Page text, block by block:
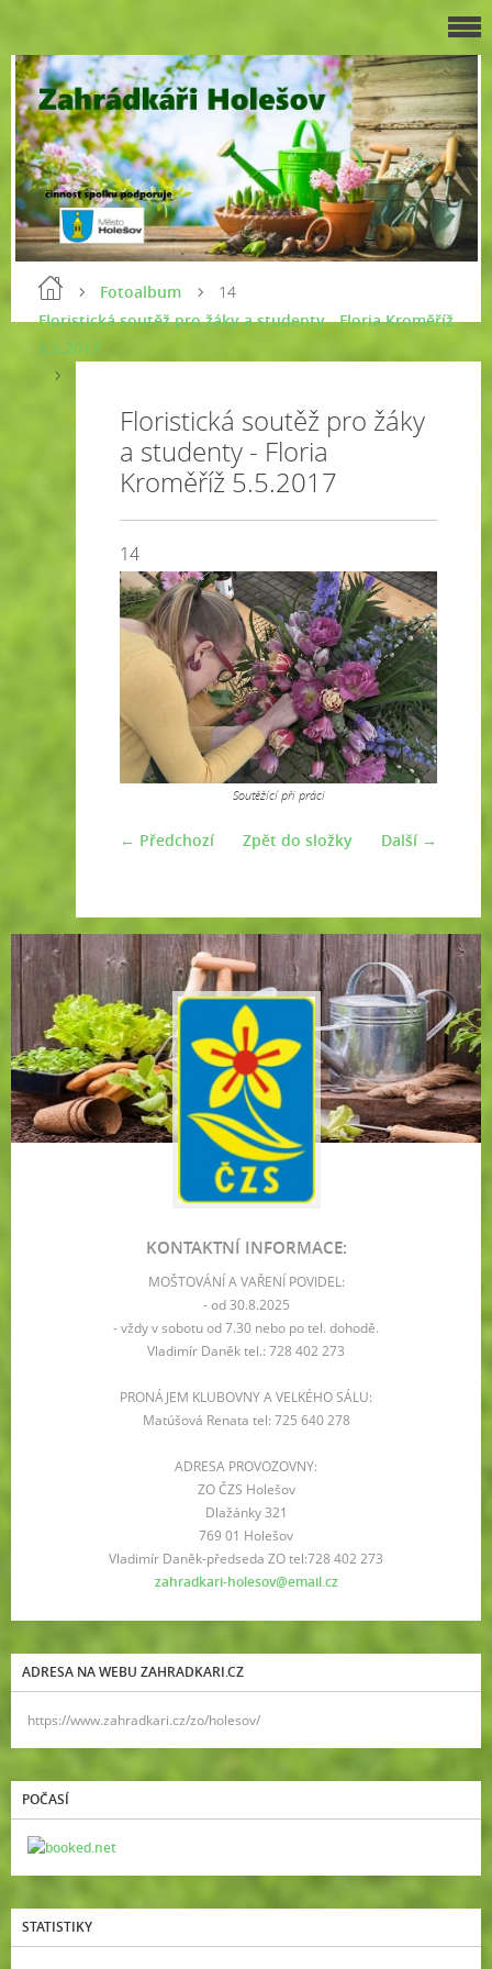
Fotoalbum
Floristická soutěž pro žáky a studenty - Floria Kroměříž
5.5.2017
14
Floristická soutěž pro žáky
a studenty - Floria
Kroměříž 5.5.2017
14
Soutěžící při práci
← Předchozí Další →
Zpět do složky
KONTAKTNÍ INFORMACE:
MOŠTOVÁNÍ A VAŘENÍ POVIDEL:
- od 30.8.2025
- vždy v sobotu od 7.30 nebo po tel. dohodě.
Vladimír Daněk tel.: 728 402 273
PRONÁJEM KLUBOVNY A VELKÉHO SÁLU:
Matúšová Renata tel: 725 640 278
ADRESA PROVOZOVNY:
ZO ČZS Holešov
Dlažánky 321
769 01 Holešov
Vladimír Daněk-předseda ZO tel:728 402 273
zahradkari-holesov@email.cz
ADRESA NA WEBU ZAHRADKARI.CZ
https://www.zahradkari.cz/zo/holesov/
POČASÍ
STATISTIKY